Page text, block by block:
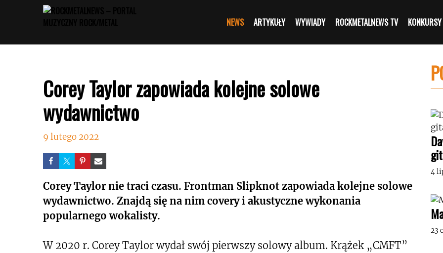
NEWS ARTYKUŁY WYWIADY ROCKMETALNEWS TV KONKURSY
Corey Taylor zapowiada kolejne solowe
wydawnictwo
9 lutego 2022
Corey Taylor nie traci czasu. Frontman Slipknot zapowiada kolejne solowe
wydawnictwo. Znajdą się na nim covery i akustyczne wykonania
popularnego wokalisty.
W 2020 r. Corey Taylor wydał swój pierwszy solowy album. Krążek „CMFT”
4
23